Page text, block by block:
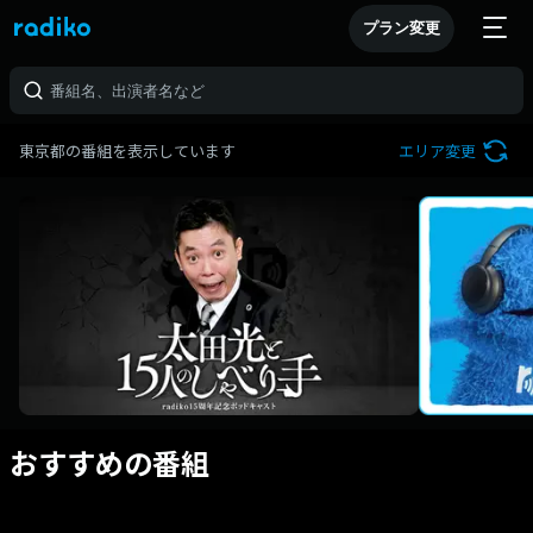
プラン変更
東京都の番組を表示しています エリア変更
おすすめの番組